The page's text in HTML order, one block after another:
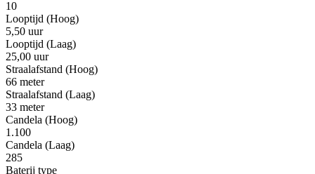
10
Looptijd (Hoog)
5,50 uur
Looptijd (Laag)
25,00 uur
Straalafstand (Hoog)
66 meter
Straalafstand (Laag)
33 meter
Candela (Hoog)
1.100
Candela (Laag)
285
Baterij type